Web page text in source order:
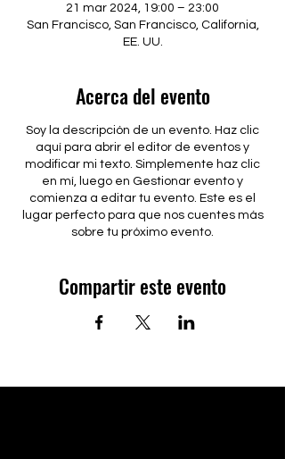
21 mar 2024, 19:00 – 23:00
San Francisco, San Francisco, California,
EE. UU.
Acerca del evento
Soy la descripción de un evento. Haz clic
aquí para abrir el editor de eventos y
modificar mi texto. Simplemente haz clic
en mí, luego en Gestionar evento y
comienza a editar tu evento. Este es el
lugar perfecto para que nos cuentes más
sobre tu próximo evento.
Compartir este evento